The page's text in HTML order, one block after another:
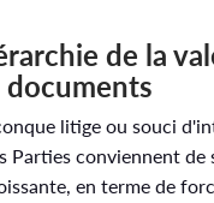
litige ou souci
Parties conviennent de
en terme de